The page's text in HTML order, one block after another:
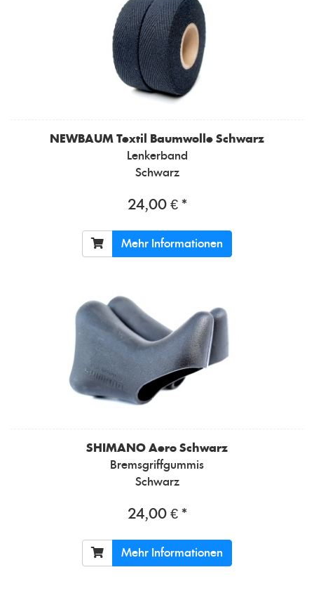
NEWBAUM Textil Baumwolle Schwarz
Lenkerband
Schwarz
24,00 € *
Mehr Informationen
SHIMANO Aero Schwarz
Bremsgriffgummis
Schwarz
24,00 € *
Mehr Informationen